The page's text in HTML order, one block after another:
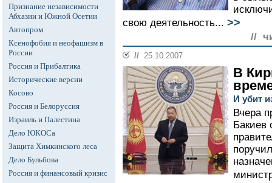
Признание независимости
Абхазии и Южной Осетии
Автопром
Ксенофобия и неофашизм в
России
Россия и Прибалтика
Исторические версии
Косово
Россия и Белоруссия
Израиль и Палестина
Дело ЮКОСа
Защита Химкинского леса
Дело Бульбова
Россия и финансовый кризис
свою деятельность... >>
//
// 25.10.2007
В
И убит
Вчера
Бакиев